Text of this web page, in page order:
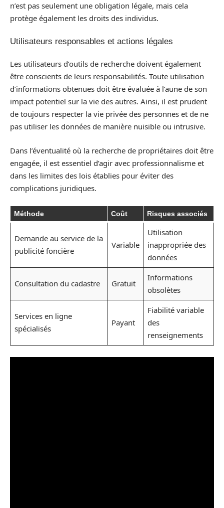
n’est pas seulement une obligation légale, mais cela
protège également les droits des individus.
Utilisateurs responsables et actions légales
Les utilisateurs d’outils de recherche doivent également
être conscients de leurs responsabilités. Toute utilisation
d’informations obtenues doit être évaluée à l’aune de son
impact potentiel sur la vie des autres. Ainsi, il est prudent
de toujours respecter la vie privée des personnes et de ne
pas utiliser les données de manière nuisible ou intrusive.
Dans l’éventualité où la recherche de propriétaires doit être
engagée, il est essentiel d’agir avec professionnalisme et
dans les limites des lois établies pour éviter des
complications juridiques.
Méthode Coût Risques associés
Demande au service de la
publicité foncière
Variable
Utilisation
inappropriée des
données
Consultation du cadastre Gratuit
Informations
obsolètes
Services en ligne
spécialisés
Payant
Fiabilité variable
des
renseignements